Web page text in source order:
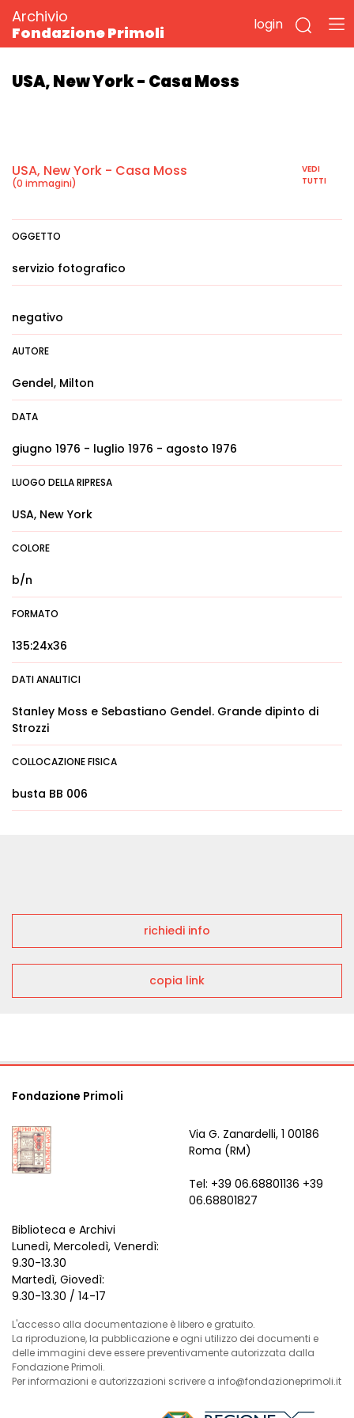
Archivio
Fondazione Primoli
login
USA, New York - Casa Moss
USA, New York - Casa Moss
(0 immagini)
VEDI
TUTTI
OGGETTO
servizio fotografico
negativo
AUTORE
Gendel, Milton
DATA
giugno 1976 - luglio 1976 - agosto 1976
LUOGO DELLA RIPRESA
USA, New York
COLORE
b/n
FORMATO
135:24x36
DATI ANALITICI
Stanley Moss e Sebastiano Gendel. Grande dipinto di
Strozzi
COLLOCAZIONE FISICA
busta BB 006
richiedi info
copia link
Fondazione Primoli
Via G. Zanardelli, 1 00186
Roma (RM)
Tel: +39 06.68801136 +39
06.68801827
Biblioteca e Archivi
Lunedì, Mercoledì, Venerdì:
9.30-13.30
Martedì, Giovedì:
9.30-13.30 / 14-17
L'accesso alla documentazione è libero e gratuito.
La riproduzione, la pubblicazione e ogni utilizzo dei documenti e
delle immagini deve essere preventivamente autorizzata dalla
Fondazione Primoli.
Per informazioni e autorizzazioni scrivere a info@fondazioneprimoli.it